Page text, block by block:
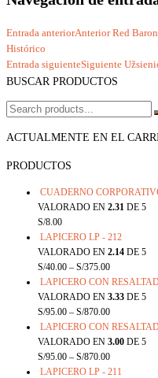
Entrada anteriorAnterior Red
Histórico
Entrada siguienteSiguiente
BUSCAR PRODUCTOS
ACTUALMENTE EN EL
PRODUCTOS
CUADERNO
VALORADO EN 2.31 DE 5
S/8.00
LAPICERO LP - 212
VALORADO EN 2.14 DE 5
S/40.00 – S/375.00
LAPICERO CON
VALORADO EN 3.33 DE 5
S/95.00 – S/870.00
LAPICERO CON
VALORADO EN 3.00 DE 5
S/95.00 – S/870.00
LAPICERO LP - 211